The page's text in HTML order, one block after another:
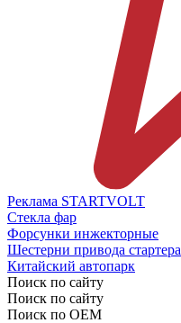
Реклама STARTVOLT
Стекла фар
Форсунки инжекторные
Шестерни привода стартера
Китайский автопарк
Поиск по сайту
Поиск по сайту
Поиск по ОЕМ